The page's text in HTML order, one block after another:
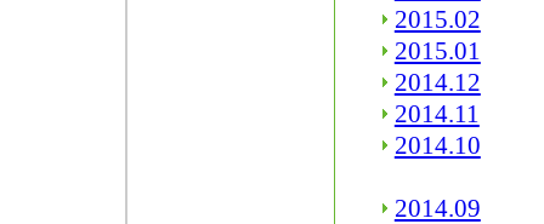
2015.02
2015.01
2014.12
2014.11
2014.10
2014.09